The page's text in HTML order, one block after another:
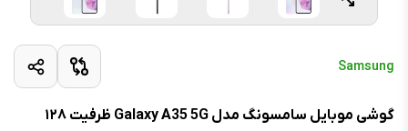
Samsung
گوشی موبایل سامسونگ مدل Galaxy A35 5G ظرفیت ۱۲۸